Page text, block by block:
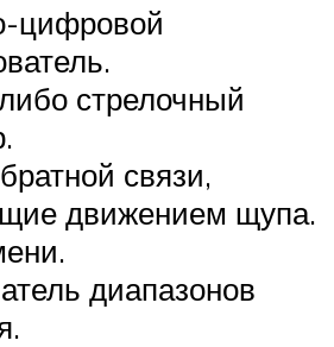
цифровой
стрелочный
связи,
движением щупа.
диапазонов